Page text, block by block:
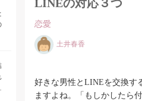
LINEの対応３つ
恋愛
土井春香
好きな男性とLINEを交換す
ますよね。「もしかしたら